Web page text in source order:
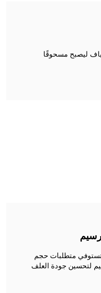
ليصبح مسحوقًا
تستوفي متطلبات حجم
لتحسين جودة العلف